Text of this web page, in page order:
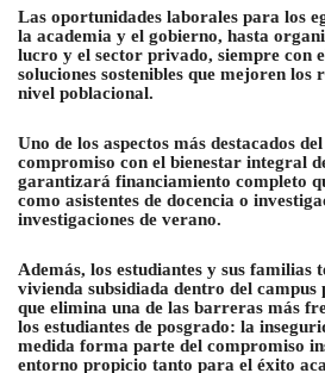
Las oportunidades laborales para los
la academia y el gobierno, hasta
lucro y el sector privado, siempre con
soluciones sostenibles que mejoren los
nivel poblacional.
Uno de los aspectos más destacados
compromiso con el bienestar integral
garantizará financiamiento completo
como asistentes de docencia o
investigaciones de verano.
Además, los estudiantes y sus familias
vivienda subsidiada dentro del campus
que elimina una de las barreras más
los estudiantes de posgrado: la
medida forma parte del compromiso
entorno propicio tanto para el éxito